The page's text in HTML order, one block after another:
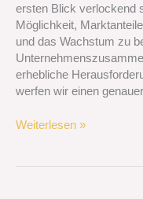
ersten Blick verlockend
Möglichkeit,
und das Wachstum zu
erhebliche
werfen wir einen
Weiterlesen »